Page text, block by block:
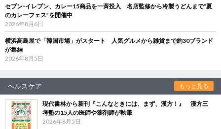
セブン‐イレブン、カレー15商品を一斉投入 名店監修から冷製うどんまで“夏
のカレーフェス”を開催中
2026年8月6日
横浜高島屋で「韓国市場」がスタート 人気グルメから雑貨まで約30ブランド
が集結
2026年8月5日
ヘルスケア もっと見る
現代書林から新刊『こんなときには、まず、漢方！』 漢方三
考塾の15人の医師や薬剤師が執筆
2026年8月5日